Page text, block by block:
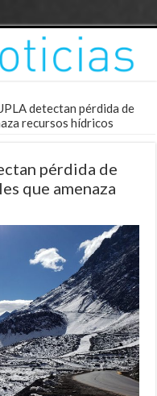
detectan pérdida de
recursos hídricos
pérdida de
que amenaza